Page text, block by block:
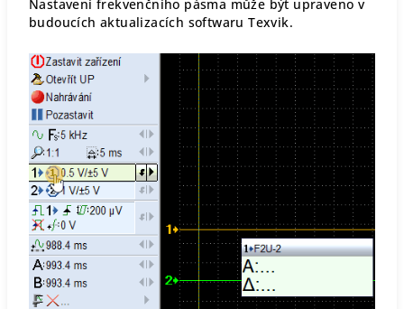
Nastavení frekvenčního pásma může být upraveno v
budoucích aktualizacích softwaru Texvik.